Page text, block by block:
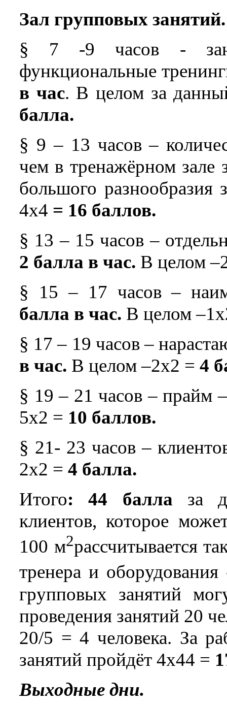
Зал групповых занятий.
§ 7 -9 часов -
функциональные
в час. В целом за
балла.
§ 9 – 13 часов –
чем в тренажёрном
большого разнообразия
4х4 = 16 баллов.
§ 13 – 15 часов –
2 балла в час. В целом
§ 15 – 17 часов –
балла в час. В целом
§ 17 – 19 часов –
в час. В целом –2х2 = 4
§ 19 – 21 часов – прайм
5х2 = 10 баллов.
§ 21- 23 часов –
2х2 = 4 балла.
Итого: 44 балла за
клиентов, которое
100 м2рассчитывается
тренера и
групповых занятий
проведения занятий 20
20/5 = 4 человека. За
занятий пройдёт 4х44 =
Выходные дни.